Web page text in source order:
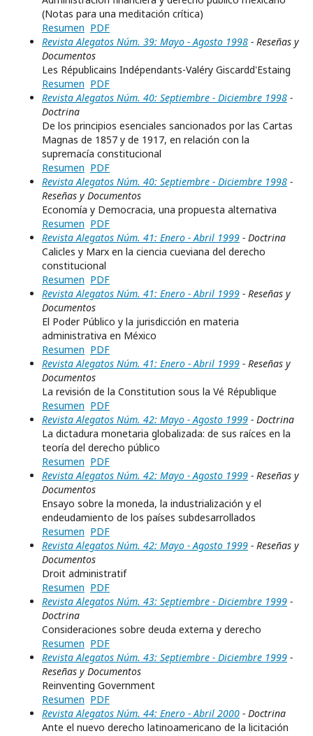
(Notas para una meditación crítica)
Resumen PDF
Revista Alegatos Núm. 39: Mayo - Agosto 1998 - Reseñas y
Documentos
Les Républicains Indépendants-Valéry Giscardd'Estaing
Resumen PDF
Revista Alegatos Núm. 40: Septiembre - Diciembre 1998 -
Doctrina
De los principios esenciales sancionados por las Cartas
Magnas de 1857 y de 1917, en relación con la
supremacía constitucional
Resumen PDF
Revista Alegatos Núm. 40: Septiembre - Diciembre 1998 -
Reseñas y Documentos
Economía y Democracia, una propuesta alternativa
Resumen PDF
Revista Alegatos Núm. 41: Enero - Abril 1999 - Doctrina
Calicles y Marx en la ciencia cueviana del derecho
constitucional
Resumen PDF
Revista Alegatos Núm. 41: Enero - Abril 1999 - Reseñas y
Documentos
El Poder Público y la jurisdicción en materia
administrativa en México
Resumen PDF
Revista Alegatos Núm. 41: Enero - Abril 1999 - Reseñas y
Documentos
La revisión de la Constitution sous la Vé République
Resumen PDF
Revista Alegatos Núm. 42: Mayo - Agosto 1999 - Doctrina
La dictadura monetaria globalizada: de sus raíces en la
teoría del derecho público
Resumen PDF
Revista Alegatos Núm. 42: Mayo - Agosto 1999 - Reseñas y
Documentos
Ensayo sobre la moneda, la industrialización y el
endeudamiento de los países subdesarrollados
Resumen PDF
Revista Alegatos Núm. 42: Mayo - Agosto 1999 - Reseñas y
Documentos
Droit administratif
Resumen PDF
Revista Alegatos Núm. 43: Septiembre - Diciembre 1999 -
Doctrina
Consideraciones sobre deuda externa y derecho
Resumen PDF
Revista Alegatos Núm. 43: Septiembre - Diciembre 1999 -
Reseñas y Documentos
Reinventing Government
Resumen PDF
Revista Alegatos Núm. 44: Enero - Abril 2000 - Doctrina
Ante el nuevo derecho latinoamericano de la licitación